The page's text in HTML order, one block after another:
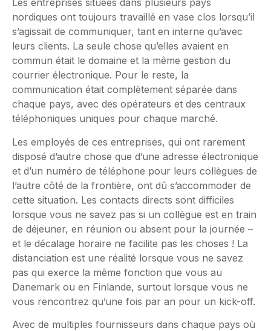
Les entreprises situées dans plusieurs pays
nordiques ont toujours travaillé en vase clos lorsqu’il
s’agissait de communiquer, tant en interne qu’avec
leurs clients. La seule chose qu’elles avaient en
commun était le domaine et la même gestion du
courrier électronique. Pour le reste, la
communication était complètement séparée dans
chaque pays, avec des opérateurs et des centraux
téléphoniques uniques pour chaque marché.
Les employés de ces entreprises, qui ont rarement
disposé d’autre chose que d’une adresse électronique
et d’un numéro de téléphone pour leurs collègues de
l’autre côté de la frontière, ont dû s’accommoder de
cette situation. Les contacts directs sont difficiles
lorsque vous ne savez pas si un collègue est en train
de déjeuner, en réunion ou absent pour la journée –
et le décalage horaire ne facilite pas les choses ! La
distanciation est une réalité lorsque vous ne savez
pas qui exerce la même fonction que vous au
Danemark ou en Finlande, surtout lorsque vous ne
vous rencontrez qu’une fois par an pour un kick-off.
Avec de multiples fournisseurs dans chaque pays où